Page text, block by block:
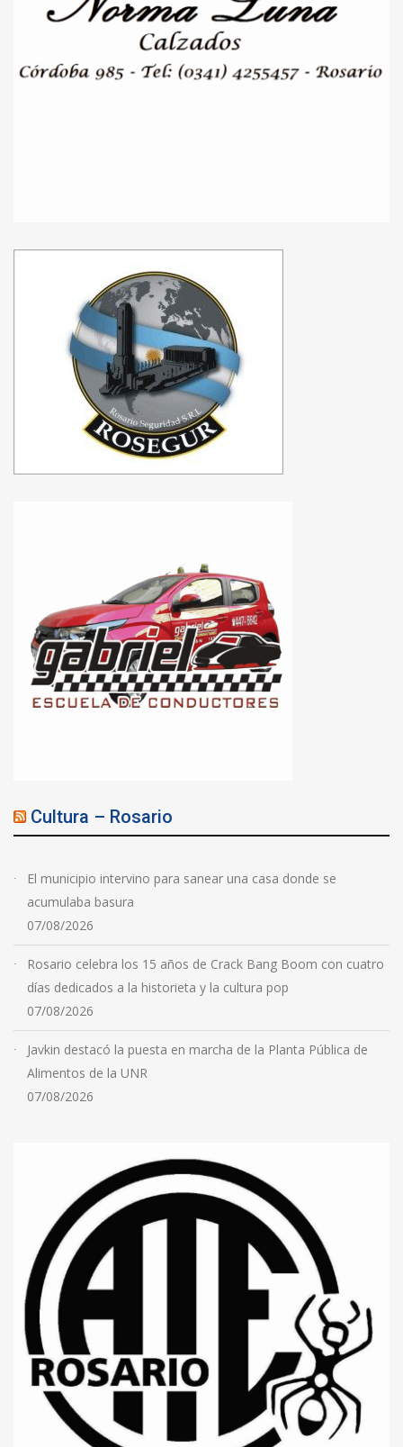
Cultura – Rosario
El municipio intervino para sanear una casa donde se
acumulaba basura
07/08/2026
Rosario celebra los 15 años de Crack Bang Boom con cuatro
días dedicados a la historieta y la cultura pop
07/08/2026
Javkin destacó la puesta en marcha de la Planta Pública de
Alimentos de la UNR
07/08/2026